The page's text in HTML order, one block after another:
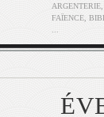
ARGENTERIE,
FAÏENCE,